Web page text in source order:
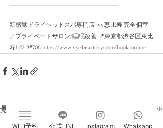
新感覚ドライヘッドスパ専門店 ivy恵比寿 完全個室
／プライベートサロン/睡眠改善 📍東京都渋谷区恵比
寿1-22-3#706 https://www.ivyebisu.tokyo/en/book-online
最新記事 すべて表示
WEB予約 公式LINE Instagram Whatsapp